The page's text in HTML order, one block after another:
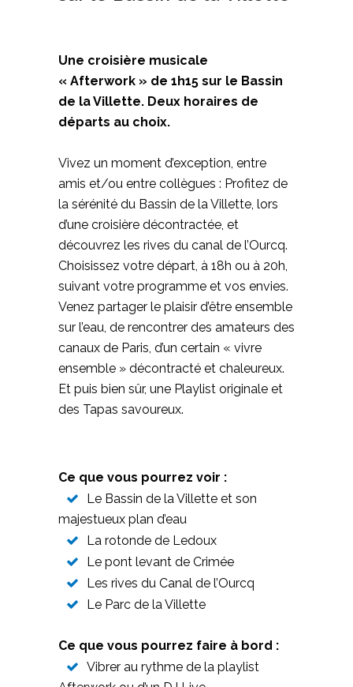
Une croisière musicale
« Afterwork » de 1h15 sur le Bassin
de la Villette. Deux horaires de
départs au choix.
Vivez un moment d’exception, entre
amis et/ou entre collègues : Profitez de
la sérénité du Bassin de la Villette, lors
d’une croisière décontractée, et
découvrez les rives du canal de l’Ourcq.
Choisissez votre départ, à 18h ou à 20h,
suivant votre programme et vos envies.
Venez partager le plaisir d’être ensemble
sur l’eau, de rencontrer des amateurs des
canaux de Paris, d’un certain « vivre
ensemble » décontracté et chaleureux.
Et puis bien sûr, une Playlist originale et
des Tapas savoureux.
Ce que vous pourrez voir :
Le Bassin de la Villette et son
majestueux plan d’eau
La rotonde de Ledoux
Le pont levant de Crimée
Les rives du Canal de l’Ourcq
Le Parc de la Villette
Ce que vous pourrez faire à bord :
Vibrer au rythme de la playlist